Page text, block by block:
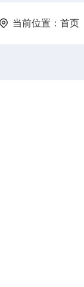
当前位置： 首页